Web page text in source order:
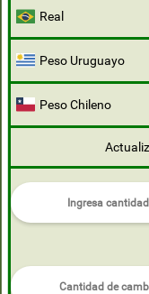
Real
Peso Uruguayo
Peso Chileno